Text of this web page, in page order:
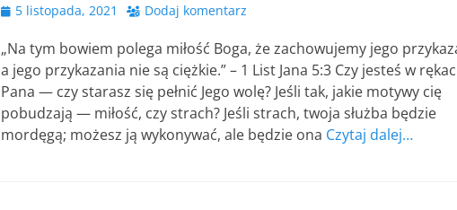
Opublikowano
5 listopada, 2021 Dodaj komentarz
„Na tym bowiem polega miłość Boga, że zachowujemy jego
a jego przykazania nie są ciężkie.” – 1 List Jana 5:3 Czy jesteś w
Pana — czy starasz się pełnić Jego wolę? Jeśli tak, jakie motywy cię
pobudzają — miłość, czy strach? Jeśli strach, twoja służba będzie
mordęgą; możesz ją wykonywać, ale będzie ona Czytaj dalej…